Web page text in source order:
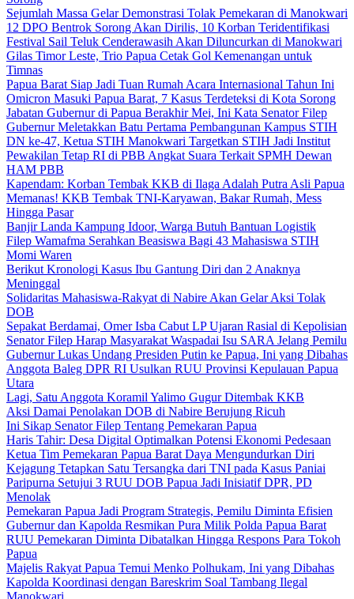
Sejumlah Massa Gelar Demonstrasi Tolak Pemekaran di Manokwari
12 DPO Bentrok Sorong Akan Dirilis, 10 Korban Teridentifikasi
Festival Sail Teluk Cenderawasih Akan Diluncurkan di Manokwari
Gilas Timor Leste, Trio Papua Cetak Gol Kemenangan untuk
Timnas
Papua Barat Siap Jadi Tuan Rumah Acara Internasional Tahun Ini
Omicron Masuki Papua Barat, 7 Kasus Terdeteksi di Kota Sorong
Jabatan Gubernur di Papua Berakhir Mei, Ini Kata Senator Filep
Gubernur Meletakkan Batu Pertama Pembangunan Kampus STIH
DN ke-47, Ketua STIH Manokwari Targetkan STIH Jadi Institut
Pewakilan Tetap RI di PBB Angkat Suara Terkait SPMH Dewan
HAM PBB
Kapendam: Korban Tembak KKB di Ilaga Adalah Putra Asli Papua
Memanas! KKB Tembak TNI-Karyawan, Bakar Rumah, Mess
Hingga Pasar
Banjir Landa Kampung Idoor, Warga Butuh Bantuan Logistik
Filep Wamafma Serahkan Beasiswa Bagi 43 Mahasiswa STIH
Momi Waren
Berikut Kronologi Kasus Ibu Gantung Diri dan 2 Anaknya
Meninggal
Solidaritas Mahasiswa-Rakyat di Nabire Akan Gelar Aksi Tolak
DOB
Sepakat Berdamai, Omer Isba Cabut LP Ujaran Rasial di Kepolisian
Senator Filep Harap Masyarakat Waspadai Isu SARA Jelang Pemilu
Gubernur Lukas Undang Presiden Putin ke Papua, Ini yang Dibahas
Anggota Baleg DPR RI Usulkan RUU Provinsi Kepulauan Papua
Utara
Lagi, Satu Anggota Koramil Yalimo Gugur Ditembak KKB
Aksi Damai Penolakan DOB di Nabire Berujung Ricuh
Ini Sikap Senator Filep Tentang Pemekaran Papua
Haris Tahir: Desa Digital Optimalkan Potensi Ekonomi Pedesaan
Ketua Tim Pemekaran Papua Barat Daya Mengundurkan Diri
Kejagung Tetapkan Satu Tersangka dari TNI pada Kasus Paniai
Paripurna Setujui 3 RUU DOB Papua Jadi Inisiatif DPR, PD
Menolak
Pemekaran Papua Jadi Program Strategis, Pemilu Diminta Efisien
Gubernur dan Kapolda Resmikan Pura Milik Polda Papua Barat
RUU Pemekaran Diminta Dibatalkan Hingga Respons Para Tokoh
Papua
Majelis Rakyat Papua Temui Menko Polhukam, Ini yang Dibahas
Kapolda Koordinasi dengan Bareskrim Soal Tambang Ilegal
Manokwari